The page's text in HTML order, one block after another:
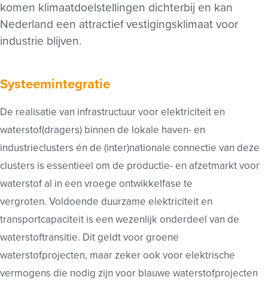
komen klimaatdoelstellingen dichterbij en kan
Nederland een attractief vestigingsklimaat voor
industrie blijven.
Systeemintegratie
De realisatie van infrastructuur voor elektriciteit en
waterstof(dragers) binnen de lokale haven- en
industrieclusters én de (inter)nationale connectie van deze
clusters is essentieel om de productie- en afzetmarkt voor
waterstof al in een vroege ontwikkelfase te
vergroten. Voldoende duurzame elektriciteit en
transportcapaciteit is een wezenlijk onderdeel van de
waterstoftransitie. Dit geldt voor groene
waterstofprojecten, maar zeker ook voor elektrische
vermogens die nodig zijn voor blauwe waterstofprojecten